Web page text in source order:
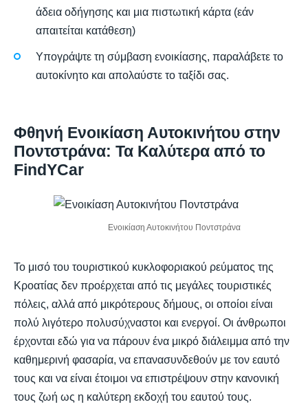
άδεια οδήγησης και μια πιστωτική κάρτα (εάν
απαιτείται κατάθεση)
Υπογράψτε τη σύμβαση ενοικίασης, παραλάβετε το
αυτοκίνητο και απολαύστε το ταξίδι σας.
Φθηνή Ενοικίαση Αυτοκινήτου στην
Ποντστράνα: Τα Καλύτερα από το
FindYCar
Ενοικίαση Αυτοκινήτου Ποντστράνα
Το μισό του τουριστικού κυκλοφοριακού ρεύματος της
Κροατίας δεν προέρχεται από τις μεγάλες τουριστικές
πόλεις, αλλά από μικρότερους δήμους, οι οποίοι είναι
πολύ λιγότερο πολυσύχναστοι και ενεργοί. Οι άνθρωποι
έρχονται εδώ για να πάρουν ένα μικρό διάλειμμα από την
καθημερινή φασαρία, να επανασυνδεθούν με τον εαυτό
τους και να είναι έτοιμοι να επιστρέψουν στην κανονική
τους ζωή ως η καλύτερη εκδοχή του εαυτού τους.